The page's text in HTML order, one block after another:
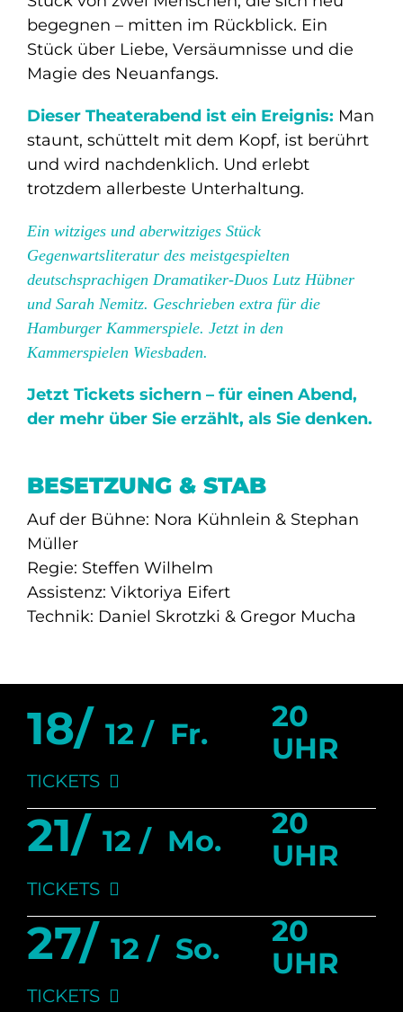
begegnen – mitten im Rückblick. Ein
Stück über Liebe, Versäumnisse und die
Magie des Neuanfangs.
Dieser Theaterabend ist ein Ereignis: Man
staunt, schüttelt mit dem Kopf, ist berührt
und wird nachdenklich. Und erlebt
trotzdem allerbeste Unterhaltung.
Ein witziges und aberwitziges Stück
Gegenwartsliteratur des meistgespielten
deutschsprachigen Dramatiker-Duos Lutz Hübner
und Sarah Nemitz. Geschrieben extra für die
Hamburger Kammerspiele. Jetzt in den
Kammerspielen Wiesbaden.
Jetzt Tickets sichern – für einen Abend,
der mehr über Sie erzählt, als Sie denken.
BESETZUNG & STAB
Auf der Bühne: Nora Kühnlein & Stephan
Müller
Regie: Steffen Wilhelm
Assistenz: Viktoriya Eifert
Technik: Daniel Skrotzki & Gregor Mucha
18/ 12 / Fr.
20
UHR
TICKETS
21/ 12 / Mo.
20
UHR
TICKETS
27/ 12 / So.
20
UHR
TICKETS